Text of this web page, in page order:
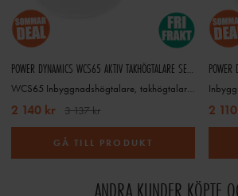
POWER DYNAMICS WCS65 AKTIV TAKHÖGTALARE SETR WIFI OCH BT 6,5", VIT
WCS65 Inbyggnadshögtalare, takhögtalare med WiFi och Bluetooth
2 140 kr 3 137 kr
GÅ TILL PRODUKT
2